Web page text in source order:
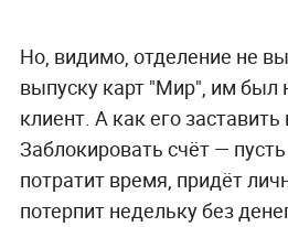
Но, видимо, отделение не
выпуску карт "Мир", им был
клиент. А как его заставить
Заблокировать счёт —
потратит время, придёт
потерпит недельку без